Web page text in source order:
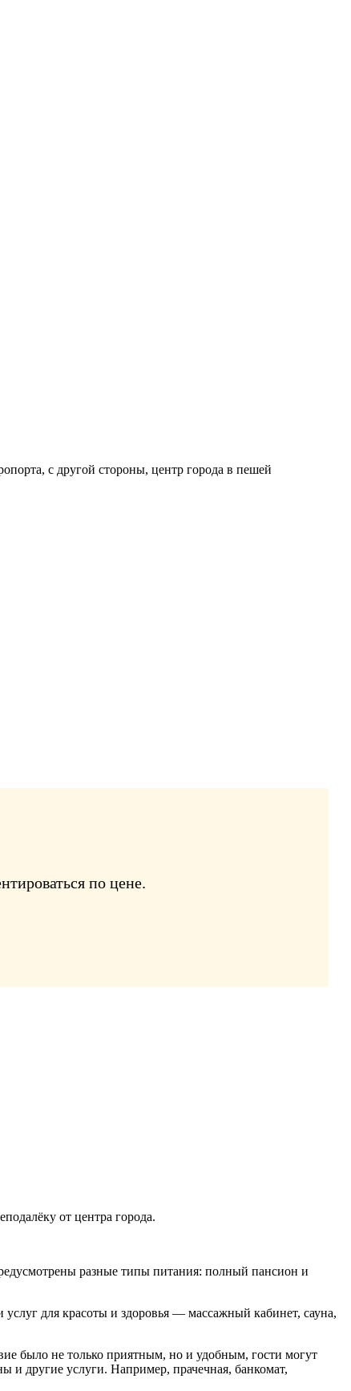
с другой стороны, центр города в пешей
по цене.
от центра города.
разные типы питания: полный пансион и
услуг для красоты и здоровья — массажный кабинет, сауна,
было не только приятным, но и удобным, гости могут
и другие услуги. Например, прачечная, банкомат,